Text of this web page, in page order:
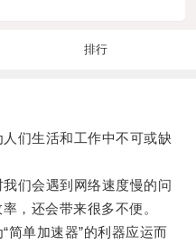
排行
们生活和工作中不可或缺
们会遇到网络速度慢的问
，还会带来很多不便。
单加速器”的利器应运而